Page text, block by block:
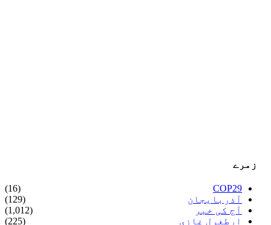
زمرے
COP29
(16)
آذربایجان
(129)
آج کی خبر
(1,012)
ارطغرل غازی
(225)